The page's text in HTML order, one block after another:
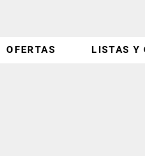
OFERTAS LISTAS Y